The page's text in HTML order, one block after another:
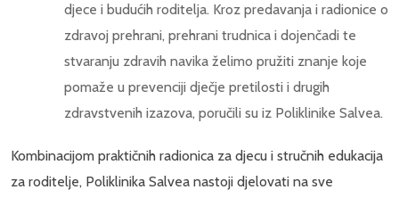
djece i budućih roditelja. Kroz predavanja i radionice o
zdravoj prehrani, prehrani trudnica i dojenčadi te
stvaranju zdravih navika želimo pružiti znanje koje
pomaže u prevenciji dječje pretilosti i drugih
zdravstvenih izazova, poručili su iz Poliklinike Salvea.
Kombinacijom praktičnih radionica za djecu i stručnih edukacija
za roditelje, Poliklinika Salvea nastoji djelovati na sve